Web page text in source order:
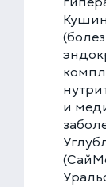
и
Москва,
+7 (499)